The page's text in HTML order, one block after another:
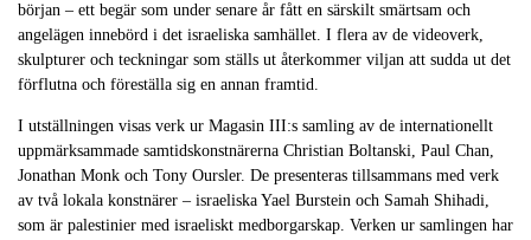
början – ett begär som under senare år fått en särskilt smärtsam och
angelägen innebörd i det israeliska samhället. I flera av de videoverk,
skulpturer och teckningar som ställs ut återkommer viljan att sudda ut det
förflutna och föreställa sig en annan framtid.
I utställningen visas verk ur Magasin III:s samling av de internationellt
uppmärksammade samtidskonstnärerna Christian Boltanski, Paul Chan,
Jonathan Monk och Tony Oursler. De presenteras tillsammans med verk
av två lokala konstnärer – israeliska Yael Burstein och Samah Shihadi,
som är palestinier med israeliskt medborgarskap. Verken ur samlingen har